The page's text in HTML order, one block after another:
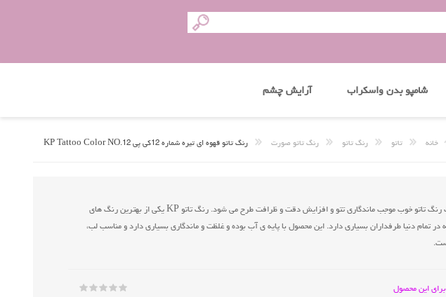
شامپو بدن واسکراب آرایش چشم
خانه تاتو رنگ تاتو رنگ تاتو صورت رنگ تاتو قهوه ای تیره شماره 12کی پی KP Tattoo Color NO.12
استفاده از یک رنگ تاتو خوب موجب ماندگاری تتو و افزایش دقت و ظرافت طرح می شود. رنگ تاتو KP یکی از بهترین رنگ های
تمام دنیا طرفداران بسیاری دارد. این محصول با پایه ی آب بوده و غلظت و ماندگاری بسیاری دارد و مناسب لب،
این محصول